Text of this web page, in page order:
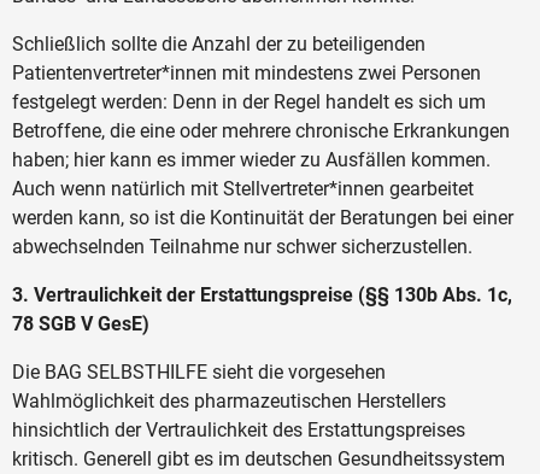
Schließlich sollte die Anzahl der zu beteiligenden
Patientenvertreter*innen mit mindestens zwei Personen
festgelegt werden: Denn in der Regel handelt es sich um
Betroffene, die eine oder mehrere chronische Erkrankungen
haben; hier kann es immer wieder zu Ausfällen kommen.
Auch wenn natürlich mit Stellvertreter*innen gearbeitet
werden kann, so ist die Kontinuität der Beratungen bei einer
abwechselnden Teilnahme nur schwer sicherzustellen.
3. Vertraulichkeit der Erstattungspreise (§§ 130b Abs. 1c,
78 SGB V GesE)
Die BAG SELBSTHILFE sieht die vorgesehen
Wahlmöglichkeit des pharmazeutischen Herstellers
hinsichtlich der Vertraulichkeit des Erstattungspreises
kritisch. Generell gibt es im deutschen Gesundheitssystem